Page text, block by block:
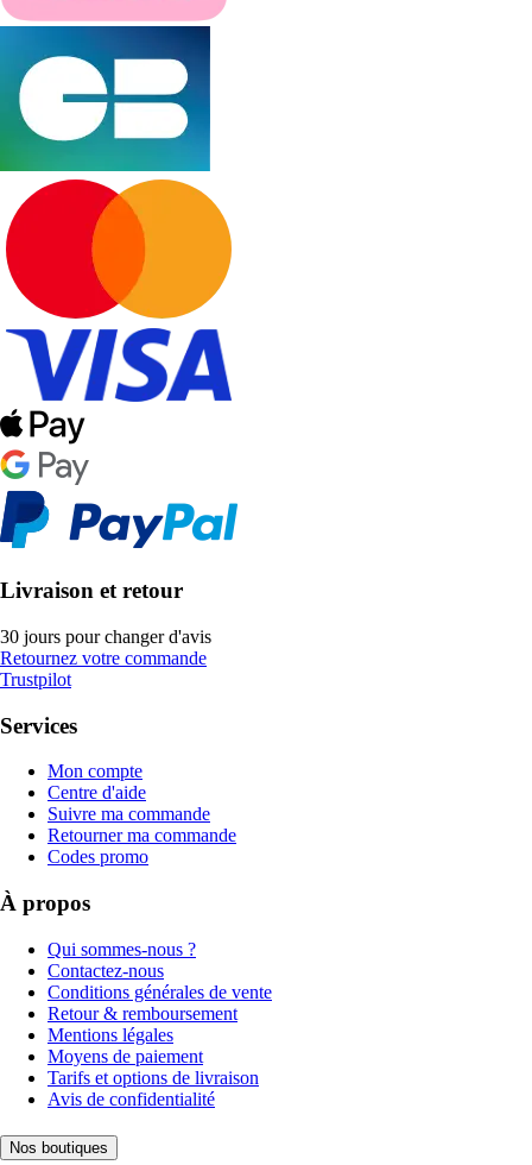
Livraison et retour
30 jours pour changer d'avis
Retournez votre commande
Trustpilot
Services
Mon compte
Centre d'aide
Suivre ma commande
Retourner ma commande
Codes promo
À propos
Qui sommes-nous ?
Contactez-nous
Conditions générales de vente
Retour & remboursement
Mentions légales
Moyens de paiement
Tarifs et options de livraison
Avis de confidentialité
Nos boutiques